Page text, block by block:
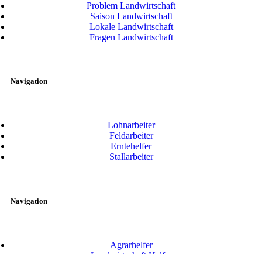
Problem Landwirtschaft
Saison Landwirtschaft
Lokale Landwirtschaft
Fragen Landwirtschaft
Navigation
Lohnarbeiter
Feldarbeiter
Erntehelfer
Stallarbeiter
Navigation
Agrarhelfer